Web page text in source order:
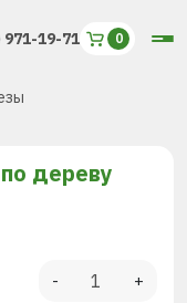
971-19-71
дереву
- +